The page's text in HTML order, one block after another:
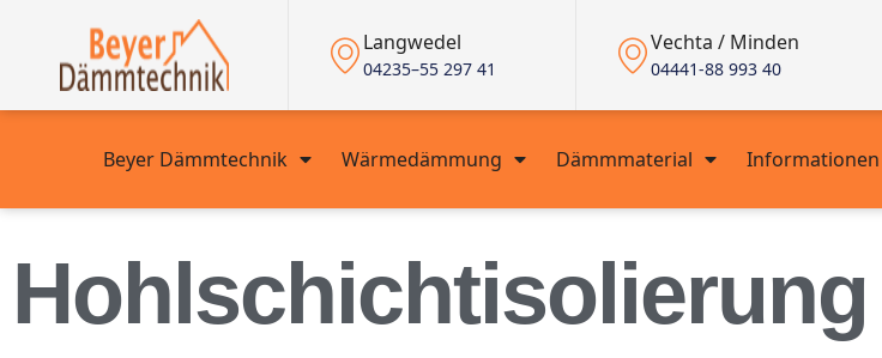
Langwedel
04235–55 297 41
Vechta / Minden
04441-88 993 40
Beyer Dämmtechnik Wärmedämmung Dämmmaterial Informationen